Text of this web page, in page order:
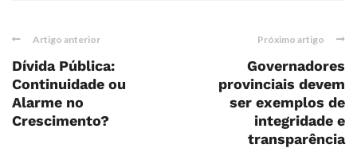
Artigo anterior
Dívida Pública:
Continuidade ou
Alarme no
Crescimento?
Próximo artigo
Governadores
provinciais devem
ser exemplos de
integridade e
transparência